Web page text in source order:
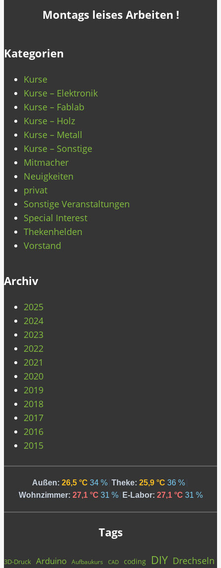
Montags leises Arbeiten !
Kategorien
Kurse
Kurse – Elektronik
Kurse – Fablab
Kurse – Holz
Kurse – Metall
Kurse – Sonstige
Mitmacher
Neuigkeiten
privat
Sonstige Veranstaltungen
Special Interest
Thekenhelden
Vorstand
Archiv
2025
2024
2023
2022
2021
2020
2019
2018
2017
2016
2015
Außen: 26,5 °C 34 % Theke: 25,9 °C 36 %
Wohnzimmer: 27,1 °C 31 % E-Labor: 27,1 °C 31 %
Tags
3D-Druck Arduino Aufbaukurs CAD coding DIY Drechseln